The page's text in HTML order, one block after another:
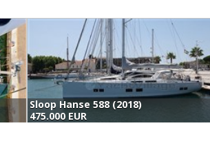
Sloop Hanse 588 (2018)
475.000 EUR